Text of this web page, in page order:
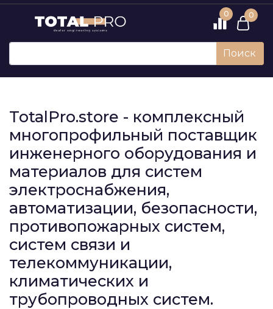
0 0
Поиск
TotalPro.store - комплексный
многопрофильный поставщик
инженерного оборудования и
материалов для систем
электроснабжения,
автоматизации, безопасности,
противопожарных систем,
систем связи и
телекоммуникации,
климатических и
трубопроводных систем.